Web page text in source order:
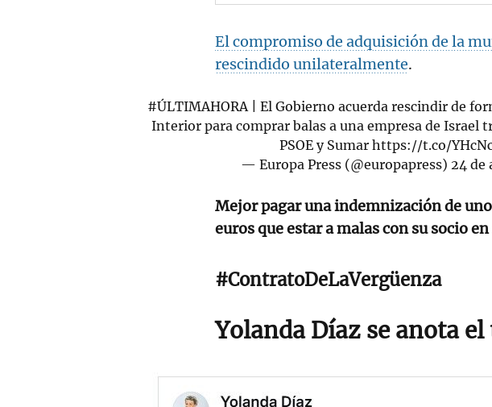
El compromiso de adquisición de la
rescindido unilateralmente.
#ÚLTIMAHORA | El Gobierno acuerda rescindir de
Interior para comprar balas a una empresa de Israel
PSOE y Sumar https://t.co/
— Europa Press (@europapress) 24 de
Mejor pagar una indemnización de
euros que estar a malas con su socio
#ContratoDeLaVergüenza
Yolanda Díaz se anota